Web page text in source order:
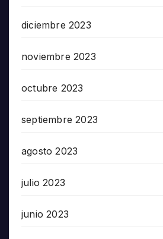
diciembre 2023
noviembre 2023
octubre 2023
septiembre 2023
agosto 2023
julio 2023
junio 2023